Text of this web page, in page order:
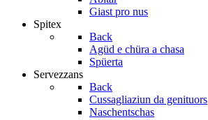
Giast pro nus
Spitex
Back
Agüd e chüra a chasa
Spüerta
Servezzans
Back
Cussagliaziun da genituors
Naschentschas